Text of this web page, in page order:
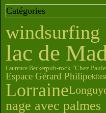
Catégories
windsurfing
lac de
Laurence Beckerpub-rock "Chez
Espace Gérard Philipe
Lorraine
nage avec palmes